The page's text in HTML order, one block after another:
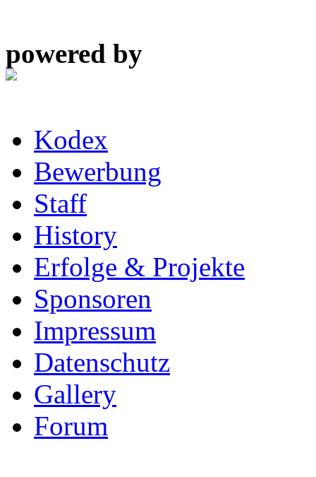
powered by
Kodex
Bewerbung
Staff
History
Erfolge & Projekte
Sponsoren
Impressum
Datenschutz
Gallery
Forum